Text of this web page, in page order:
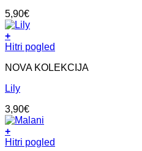
lahko
izberete
na
strani
5,90€
+
Ta
ima
različic.
lahko
izberete
na
strani
Hitri pogled
NOVA KOLEKCIJA
Lily
3,90€
+
Ta
Hitri pogled